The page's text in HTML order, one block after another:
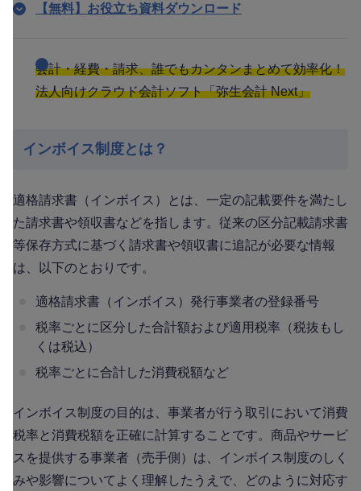
【無料】お役立ち資料ダウンロード
会計・経費・請求、誰でもカンタンまとめて効率化！
法人向けクラウド会計ソフト「弥生会計 Next」
インボイス制度とは？
適格請求書（インボイス）とは、一定の記載要件を満たし
た請求書や領収書などを指します。従来の区分記載請求書
等保存方式に基づく請求書や領収書に追記が必要な情報
は、以下のとおりです。
適格請求書（インボイス）発行事業者の登録番号
税率ごとに区分した合計額および適用税率（税抜もし
くは税込）
税率ごとに合計した消費税額など
インボイス制度の目的は、事業者が行う取引において消費
税率と消費税額を正確に計算することです。商品やサービ
スを提供する事業者（売手側）は、インボイス制度のしく
みや影響についてよく理解したうえで、どのように対応す